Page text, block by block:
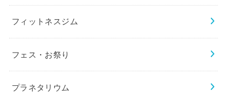
フィットネスジム
フェス・お祭り
プラネタリウム